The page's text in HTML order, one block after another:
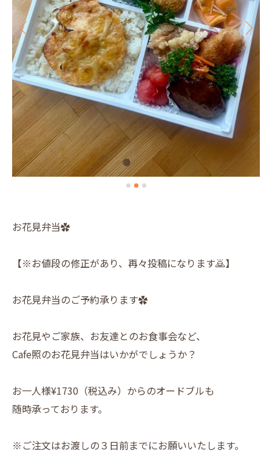
お花見弁当✿
【※お値段の修正があり、再々投稿になります🙇】
お花見弁当のご予約承ります✿
お花見やご家族、お友達とのお食事会など、
Cafe照のお花見弁当はいかがでしょうか？
お一人様¥1730（税込み）からのオードブルも
随時承っております。
※ご注文はお渡しの３日前までにお願いいたします。